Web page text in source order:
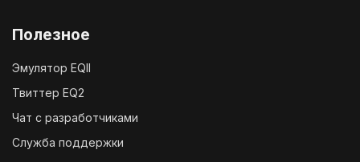
Полезное
Эмулятор EQII
Твиттер EQ2
Чат с разработчиками
Служба поддержки